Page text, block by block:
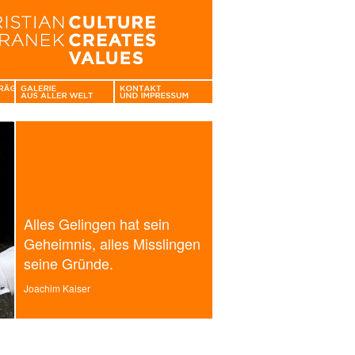
Alles Gelingen hat sein
Geheimnis, alles Misslingen
seine Gründe.
Joachim Kaiser